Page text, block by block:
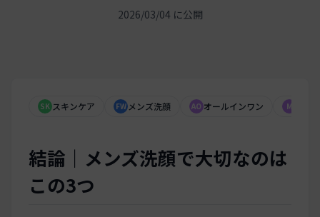
公開日
2026/03/04 に公開
SK スキンケア FW メンズ洗顔 AO オールインワン M
結論｜メンズ洗顔で大切なのは
この3つ